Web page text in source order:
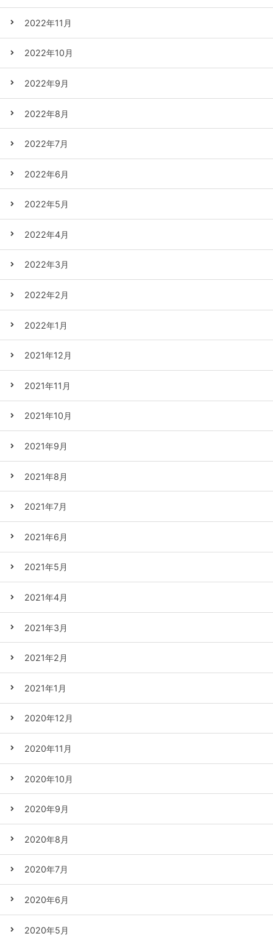
2022年11月
2022年10月
2022年9月
2022年8月
2022年7月
2022年6月
2022年5月
2022年4月
2022年3月
2022年2月
2022年1月
2021年12月
2021年11月
2021年10月
2021年9月
2021年8月
2021年7月
2021年6月
2021年5月
2021年4月
2021年3月
2021年2月
2021年1月
2020年12月
2020年11月
2020年10月
2020年9月
2020年8月
2020年7月
2020年6月
2020年5月